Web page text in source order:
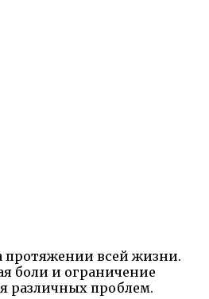
протяжении всей жизни.
боли и ограничение
различных проблем.